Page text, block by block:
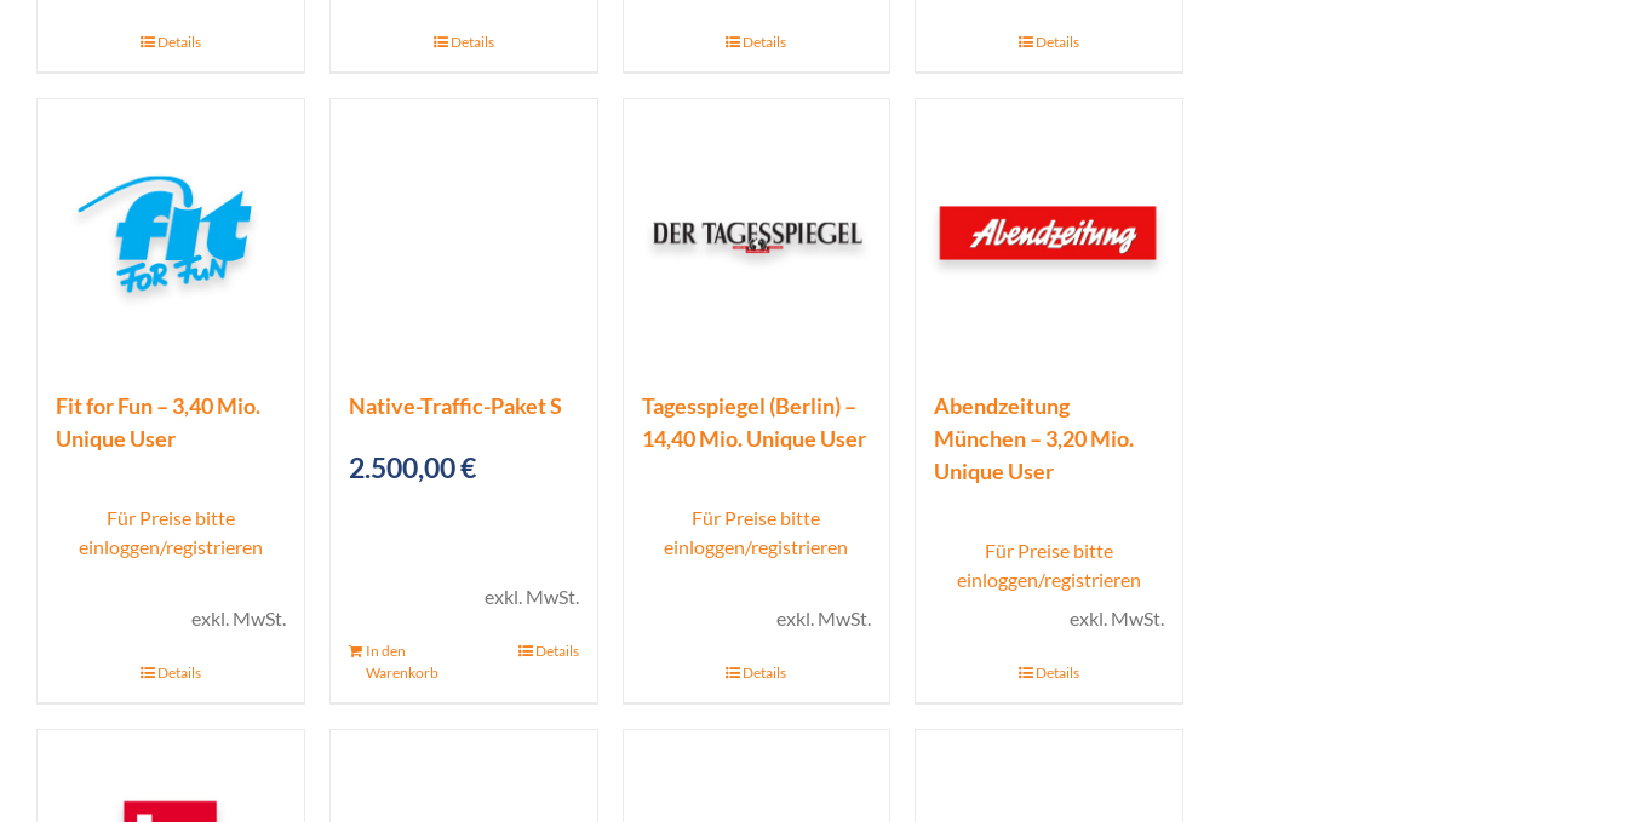
Details Details Details Details
Fit for Fun – 3,40 Mio.
Unique User
Für Preise bitte
einloggen/registrieren
exkl. MwSt.
Details
Native-Traffic-Paket S
2.500,00€
exkl. MwSt.
In den
Warenkorb
Details
Tagesspiegel (Berlin) –
14,40 Mio. Unique User
Für Preise bitte
einloggen/registrieren
exkl. MwSt.
Details
Abendzeitung
München – 3,20 Mio.
Unique User
Für Preise bitte
einloggen/registrieren
exkl. MwSt.
Details